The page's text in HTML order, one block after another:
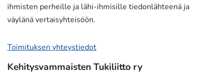
ihmisten perheille ja lähi-ihmisille tiedonlähteenä ja
väylänä vertaisyhteisöön.
Toimituksen yhteystiedot
Kehitysvammaisten Tukiliitto ry